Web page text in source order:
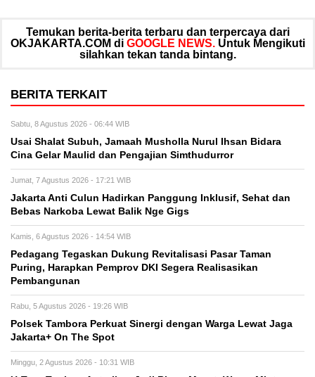
Temukan berita-berita terbaru dan terpercaya dari
OKJAKARTA.COM di GOOGLE NEWS. Untuk Mengikuti
silahkan tekan tanda bintang.
BERITA TERKAIT
Sabtu, 8 Agustus 2026 - 06:44 WIB
Usai Shalat Subuh, Jamaah Musholla Nurul Ihsan Bidara
Cina Gelar Maulid dan Pengajian Simthudurror
Jumat, 7 Agustus 2026 - 17:21 WIB
Jakarta Anti Culun Hadirkan Panggung Inklusif, Sehat dan
Bebas Narkoba Lewat Balik Nge Gigs
Kamis, 6 Agustus 2026 - 14:54 WIB
Pedagang Tegaskan Dukung Revitalisasi Pasar Taman
Puring, Harapkan Pemprov DKI Segera Realisasikan
Pembangunan
Rabu, 5 Agustus 2026 - 19:26 WIB
Polsek Tambora Perkuat Sinergi dengan Warga Lewat Jaga
Jakarta+ On The Spot
Minggu, 2 Agustus 2026 - 10:31 WIB